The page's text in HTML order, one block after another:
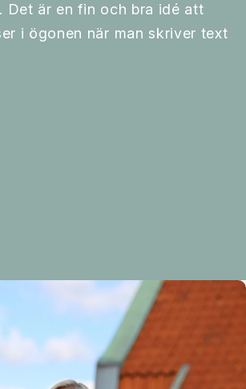
Det är en fin och bra idé att
i ögonen när man skriver text